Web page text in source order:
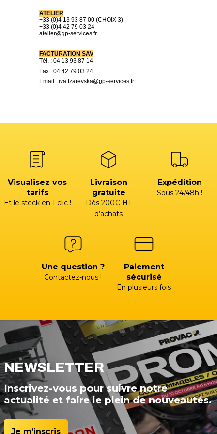
ATELIER
+33 (0)4 13 93 87 00 (CHOIX 3)
+33 (0)4 42 79 03 24
atelier@gp-services.fr
FACTURATION SAV
Tél. : 04 13 93 87 14
Fax : 04 42 79 03 24
Email : iva.tzarevska@gp-services.fr
Visualisez vos
tarifs
Et le stock en 1 clic !
Livraison
gratuite
Dès 200€ HT
d’achats
Expédition
Sous 24/48h !
Une question ?
Contactez-nous !
Paiement
sécurisé
En plusieurs fois
NEWSLETTER
Inscrivez-vous pour suivre notre
actualité et faire le plein de nouveautés.
Je m’inscris